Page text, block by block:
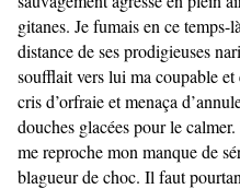
gitanes. Je fumais en ce
distance de ses prodigieuses
soufflait vers lui ma coupable
cris d’orfraie et menaça
douches glacées pour le
me reproche mon manque de
blagueur de choc. Il faut